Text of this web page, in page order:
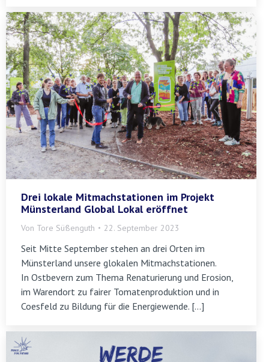
Drei lokale Mitmachstationen im Projekt
Münsterland Global Lokal eröffnet
Von Tore Süßenguth 22. September 2023
Seit Mitte September stehen an drei Orten im
Münsterland unsere glokalen Mitmachstationen.
In Ostbevern zum Thema Renaturierung und Erosion,
im Warendort zu fairer Tomatenproduktion und in
Coesfeld zu Bildung für die Energiewende. […]